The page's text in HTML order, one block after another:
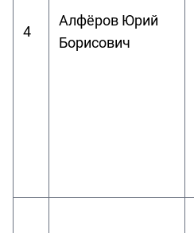
4
Алфёров Юрий
Борисович